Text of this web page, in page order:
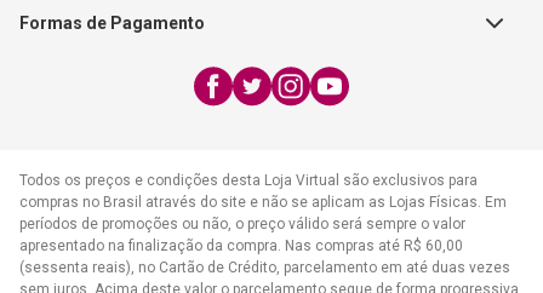
WhatsApp:
atendimento@cpad.com.br
Formas de Pagamento
Todos os preços e condições desta Loja Virtual são exclusivos para
compras no Brasil através do site e não se aplicam as Lojas Físicas. Em
períodos de promoções ou não, o preço válido será sempre o valor
apresentado na finalização da compra. Nas compras até R$ 60,00
(sessenta reais), no Cartão de Crédito, parcelamento em até duas vezes